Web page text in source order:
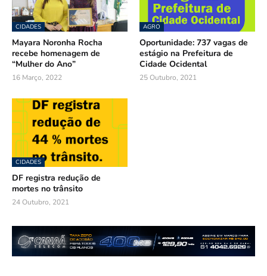
CIDADES
Mayara Noronha Rocha
recebe homenagem de
“Mulher do Ano”
16 Março, 2022
AGRO
Oportunidade: 737 vagas de
estágio na Prefeitura de
Cidade Ocidental
25 Outubro, 2021
CIDADES
DF registra redução de
mortes no trânsito
24 Outubro, 2021